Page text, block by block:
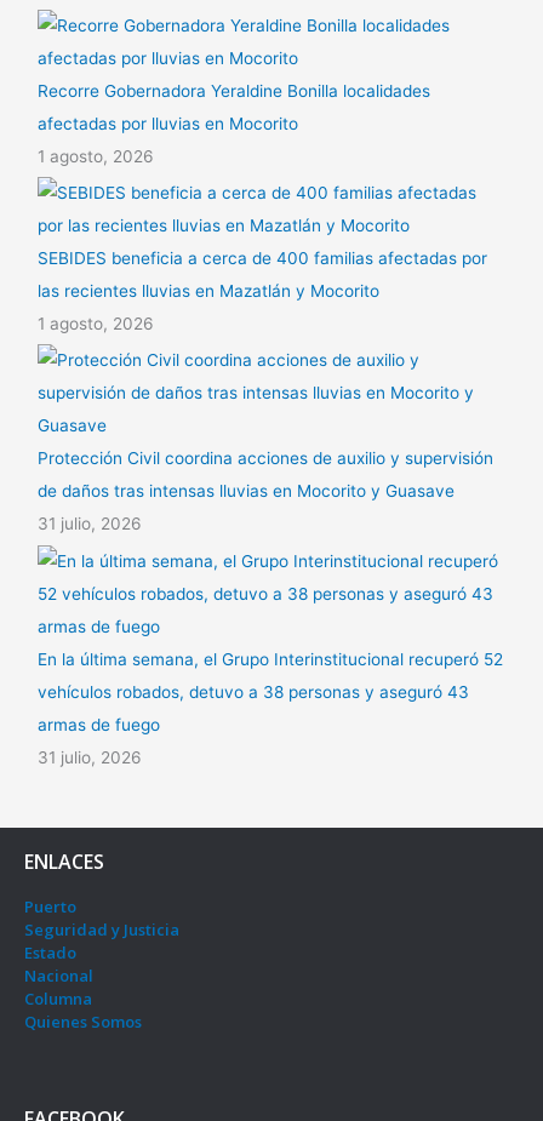
Recorre Gobernadora Yeraldine Bonilla localidades
afectadas por lluvias en Mocorito
1 agosto, 2026
SEBIDES beneficia a cerca de 400 familias afectadas por
las recientes lluvias en Mazatlán y Mocorito
1 agosto, 2026
Protección Civil coordina acciones de auxilio y supervisión
de daños tras intensas lluvias en Mocorito y Guasave
31 julio, 2026
En la última semana, el Grupo Interinstitucional recuperó 52
vehículos robados, detuvo a 38 personas y aseguró 43
armas de fuego
31 julio, 2026
ENLACES
Puerto
Seguridad y Justicia
Estado
Nacional
Columna
Quienes Somos